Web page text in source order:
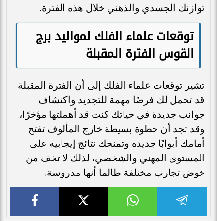
توازنك الجسدي والذهني خلال هذه الفترة.
توقعات علماء الفلك لمواليد برج
القوس الفترة المقبلة
تشير توقعات علماء الفلك إلى أن الفترة المقبلة
قد تحمل لك فرصًا مهمة للتجديد واكتشاف
جوانب جديدة في حياتك كنت قد أهملتها مؤخرًا،
وقد تجد أن خطوة بسيطة خارج المألوف تفتح
أمامك أبوابًا جديدة وتمنحك نتائج إيجابية على
المستوى المهني والشخصي، لذلك لا تخف من
خوض تجارب مختلفة طالما أنها مدروسة.